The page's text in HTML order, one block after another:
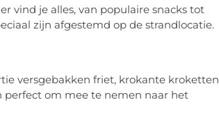
vind je alles, van populaire snacks tot
zijn afgestemd op de strandlocatie.
versgebakken friet, krokante kroketten
perfect om mee te nemen naar het